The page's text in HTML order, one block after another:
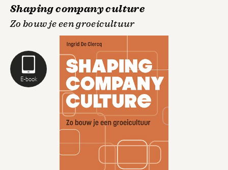
E-book
Shaping company culture
Zo bouw je een groeicultuur